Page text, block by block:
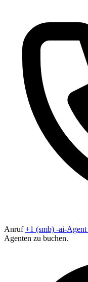
Anruf+1 (smb) -ai-Agent
Agenten zu buchen.